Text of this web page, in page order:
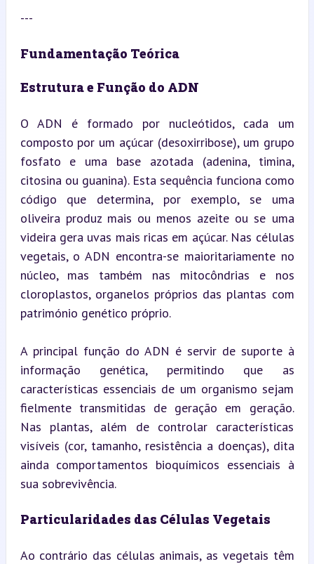
---
Fundamentação Teórica
Estrutura e Função do ADN
O ADN é formado por nucleótidos, cada um
composto por um açúcar (desoxirribose), um grupo
fosfato e uma base azotada (adenina, timina,
citosina ou guanina). Esta sequência funciona como
código que determina, por exemplo, se uma
oliveira produz mais ou menos azeite ou se uma
videira gera uvas mais ricas em açúcar. Nas células
vegetais, o ADN encontra-se maioritariamente no
núcleo, mas também nas mitocôndrias e nos
cloroplastos, organelos próprios das plantas com
património genético próprio.
A principal função do ADN é servir de suporte à
informação genética, permitindo que as
características essenciais de um organismo sejam
fielmente transmitidas de geração em geração.
Nas plantas, além de controlar características
visíveis (cor, tamanho, resistência a doenças), dita
ainda comportamentos bioquímicos essenciais à
sua sobrevivência.
Particularidades das Células Vegetais
Ao contrário das células animais, as vegetais têm